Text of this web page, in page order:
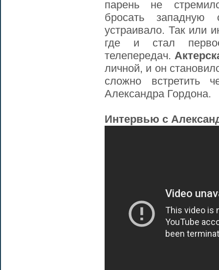
парень не
бросать
устраивало. Так или
где и стал
телепередач.
личной, и он
сложно встретить
Александра Гордона.
Интервью с